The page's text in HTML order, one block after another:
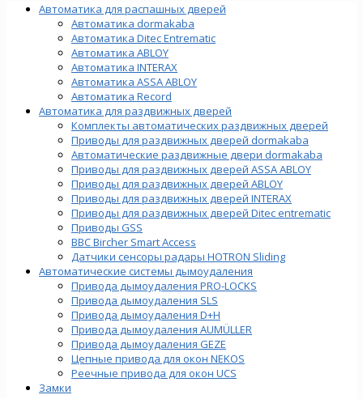
Автоматика для распашных дверей
Автоматика dormakaba
Автоматика Ditec Entrematic
Автоматика ABLOY
Автоматика INTERAX
Автоматика ASSA ABLOY
Автоматика Record
Автоматика для раздвижных дверей
Комплекты автоматических раздвижных дверей
Приводы для раздвижных дверей dormakaba
Автоматические раздвижные двери dormakaba
Приводы для раздвижных дверей ASSA ABLOY
Приводы для раздвижных дверей ABLOY
Приводы для раздвижных дверей INTERAX
Приводы для раздвижных дверей Ditec entrematic
Приводы GSS
BBC Bircher Smart Access
Датчики сенсоры радары HOTRON Sliding
Автоматические системы дымоудаления
Привода дымоудаления PRO-LOCKS
Привода дымоудаления SLS
Привода дымоудаления D+H
Привода дымоудаления AUMÜLLER
Привода дымоудаления GEZE
Цепные привода для окон NEKOS
Реечные привода для окон UСS
Замки